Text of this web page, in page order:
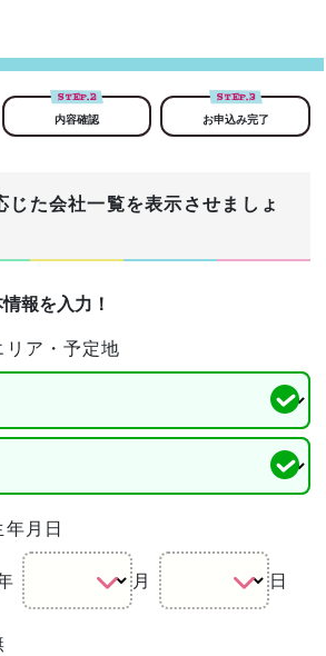
STEP.2
内容確認
STEP.3
お申込み完了
じた会社一覧を表示させましょ
報を入力！
ア・予定地
月日
月 日